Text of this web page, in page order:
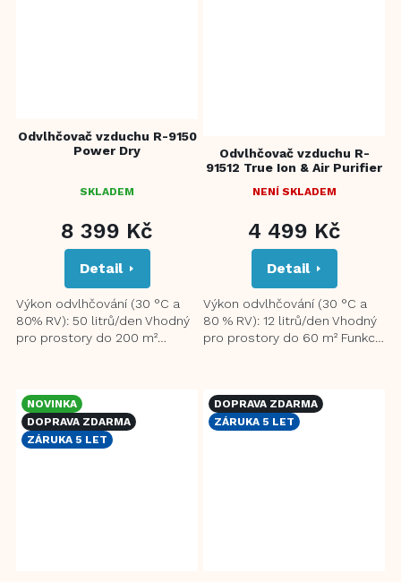
Odvlhčovač vzduchu R-9150
Power Dry
SKLADEM
8 399 Kč
Detail
Výkon odvlhčování (30 °C a
80% RV): 50 litrů/den Vhodný
pro prostory do 200 m²
Odvlhčovač vzduchu R-
91512 True Ion & Air Purifier
PRŮMĚRNÉ
PRODUKTU
5
HVĚZDIČEK.
NENÍ SKLADEM
4 499 Kč
Detail
Výkon odvlhčování (30 °C a
80 % RV): 12 litrů/den Vhodný
pro prostory do 60 m² Funkce
NOVINKA
DOPRAVA ZDARMA
ZÁRUKA 5 LET
DOPRAVA ZDARMA
ZÁRUKA 5 LET